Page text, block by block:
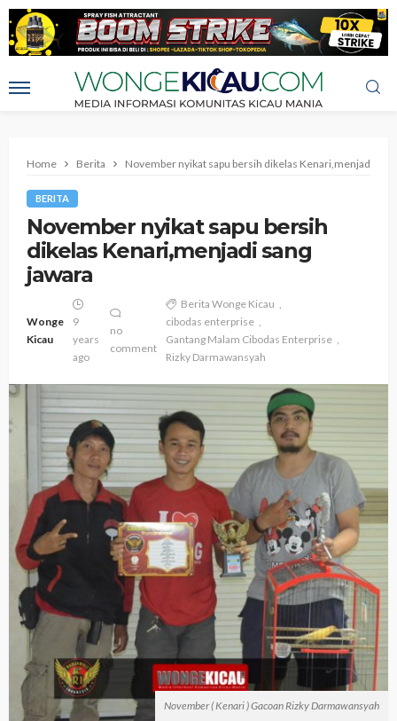
Home Berita November nyikat sapu bersih dikelas Kenari,menjadi
BERITA
November nyikat sapu bersih
dikelas Kenari,menjadi sang
jawara
Wonge
Kicau
9
years
ago
no
comment
Berita Wonge Kicau
cibodas enterprise
Gantang Malam Cibodas Enterprise
Rizky Darmawansyah
November ( Kenari ) Gacoan Rizky Darmawansyah